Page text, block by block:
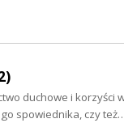
duchowe i korzyści
spowiednika, czy